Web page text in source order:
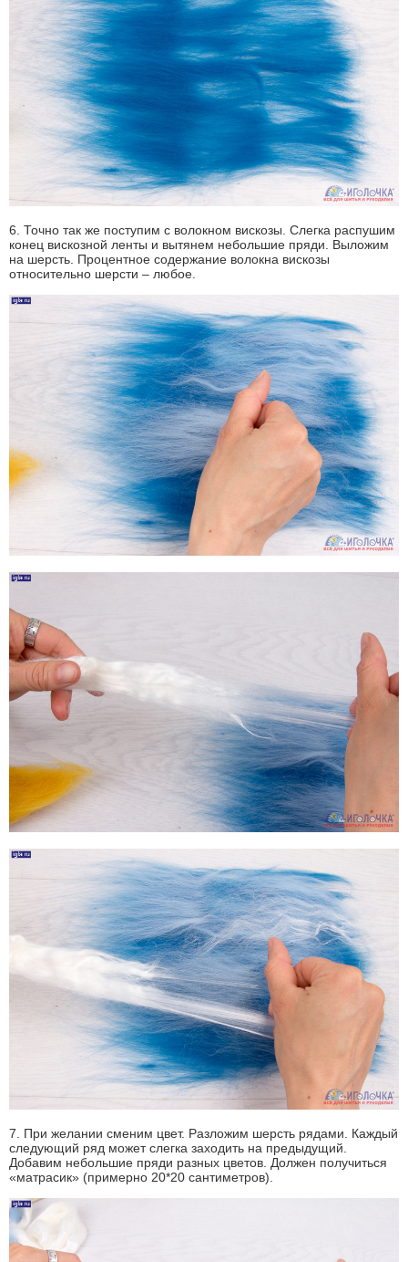
6. Точно так же поступим с волокном вискозы. Слегка распушим
конец вискозной ленты и вытянем небольшие пряди. Выложим
на шерсть. Процентное содержание волокна вискозы
относительно шерсти – любое.
7. При желании сменим цвет. Разложим шерсть рядами. Каждый
следующий ряд может слегка заходить на предыдущий.
Добавим небольшие пряди разных цветов. Должен получиться
«матрасик» (примерно 20*20 сантиметров).